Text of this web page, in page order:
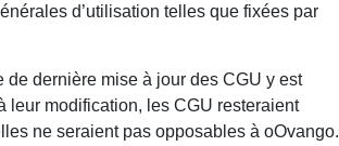
d’utilisation telles que fixées par
dernière mise à jour des CGU y est
leur modification, les CGU resteraient
ne seraient pas opposables à oOvango.